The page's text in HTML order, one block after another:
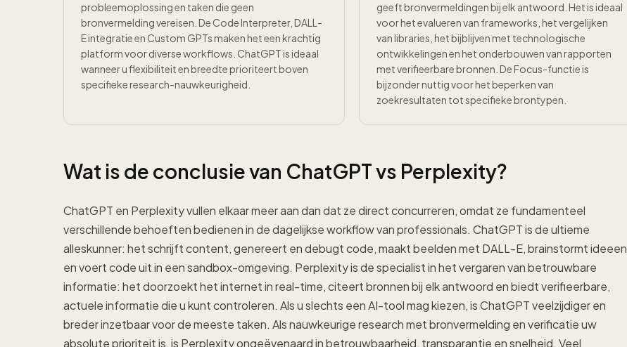
probleemoplossing en taken die geen
bronvermelding vereisen. De Code Interpreter, DALL-
E integratie en Custom GPTs maken het een krachtig
platform voor diverse workflows. ChatGPT is ideaal
wanneer u flexibiliteit en breedte prioriteert boven
specifieke research-nauwkeurigheid.
geeft bronvermeldingen bij elk antwoord. Het is ideaal
voor het evalueren van frameworks, het vergelijken
van libraries, het bijblijven met technologische
ontwikkelingen en het onderbouwen van rapporten
met verifieerbare bronnen. De Focus-functie is
bijzonder nuttig voor het beperken van
zoekresultaten tot specifieke brontypen.
Wat is de conclusie van ChatGPT vs Perplexity?
ChatGPT en Perplexity vullen elkaar meer aan dan dat ze direct concurreren, omdat ze fundamenteel
verschillende behoeften bedienen in de dagelijkse workflow van professionals. ChatGPT is de ultieme
alleskunner: het schrijft content, genereert en debugt code, maakt beelden met DALL-E, brainstormt ideeen
en voert code uit in een sandbox-omgeving. Perplexity is de specialist in het vergaren van betrouwbare
informatie: het doorzoekt het internet in real-time, citeert bronnen bij elk antwoord en biedt verifieerbare,
actuele informatie die u kunt controleren. Als u slechts een AI-tool mag kiezen, is ChatGPT veelzijdiger en
breder inzetbaar voor de meeste taken. Als nauwkeurige research met bronvermelding en verificatie uw
absolute prioriteit is, is Perplexity ongeëvenaard in betrouwbaarheid, transparantie en snelheid. Veel